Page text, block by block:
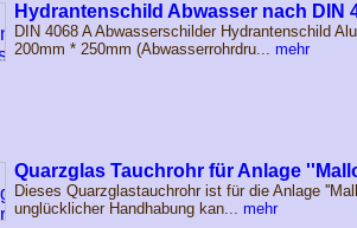
Hydrantenschild Abwasser nach DIN
DIN 4068 A Abwasserschilder Hydrantenschild
200mm * 250mm (Abwasserrohrdru... mehr
Quarzglas Tauchrohr für Anlage
Dieses Quarzglastauchrohr ist für die Anlage
unglücklicher Handhabung kan... mehr